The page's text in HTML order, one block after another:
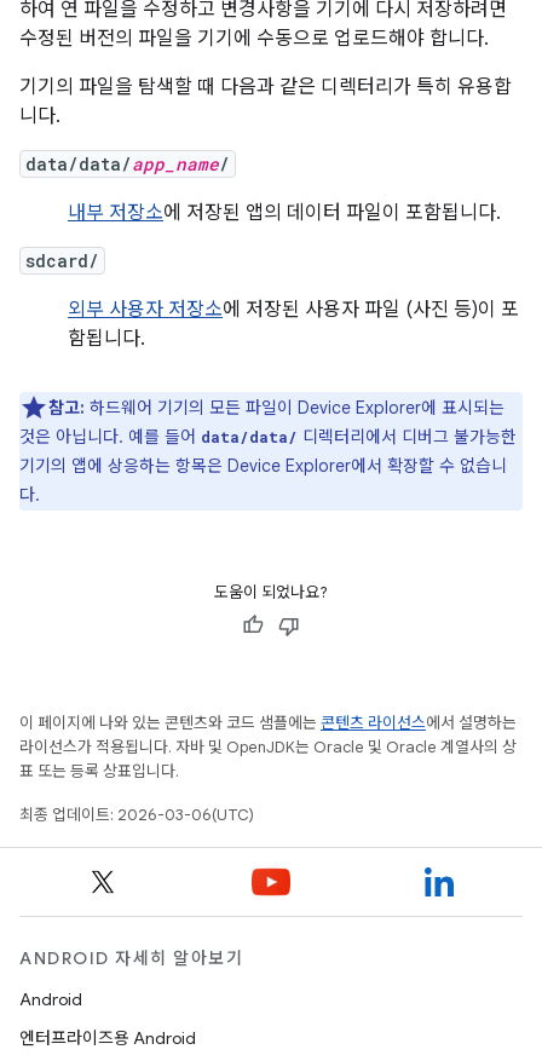
하여 연 파일을 수정하고 변경사항을 기기에 다시 저장하려면
수정된 버전의 파일을 기기에 수동으로 업로드해야 합니다.
기기의 파일을 탐색할 때 다음과 같은 디렉터리가 특히 유용합
니다.
data/data/app_name/
내부 저장소에 저장된 앱의 데이터 파일이 포함됩니다.
sdcard/
외부 사용자 저장소에 저장된 사용자 파일 (사진 등)이 포
함됩니다.
참고: 하드웨어 기기의 모든 파일이 Device Explorer에 표시되는
것은 아닙니다. 예를 들어 data/data/ 디렉터리에서 디버그 불가능한
기기의 앱에 상응하는 항목은 Device Explorer에서 확장할 수 없습니
다.
도움이 되었나요?
이 페이지에 나와 있는 콘텐츠와 코드 샘플에는 콘텐츠 라이선스에서 설명하는
라이선스가 적용됩니다. 자바 및 OpenJDK는 Oracle 및 Oracle 계열사의 상
표 또는 등록 상표입니다.
최종 업데이트: 2026-03-06(UTC)
ANDROID 자세히 알아보기
Android
엔터프라이즈용 Android